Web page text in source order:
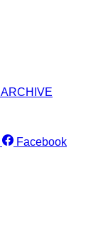
ARCHIVE
Facebook